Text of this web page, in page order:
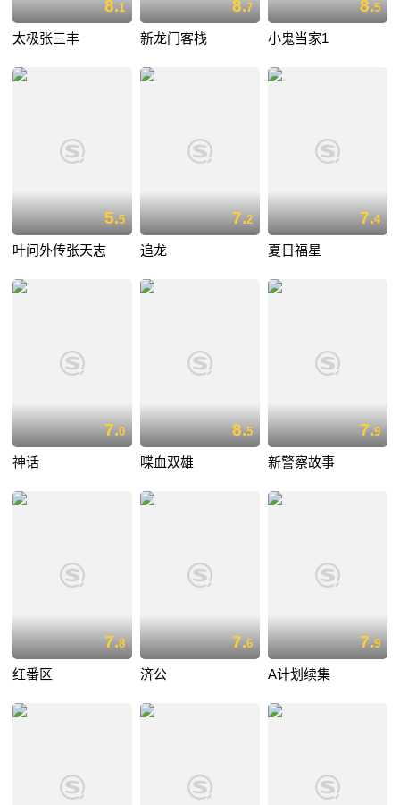
8.1
太极张三丰
8.7
新龙门客栈
8.5
小鬼当家1
5.5
叶问外传张天志
7.2
追龙
7.4
夏日福星
7.0
神话
8.5
喋血双雄
7.9
新警察故事
7.8
红番区
7.6
济公
7.9
A计划续集